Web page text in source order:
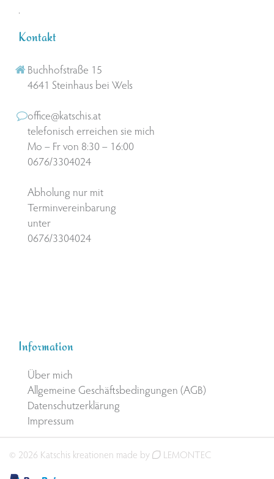
.
Kontakt
Buchhofstraße 15
4641 Steinhaus bei Wels
office@katschis.at
telefonisch erreichen sie mich
Mo – Fr von 8:30 – 16:00
0676/3304024
Abholung nur mit
Terminvereinbarung
unter
0676/3304024
Information
Über mich
Allgemeine Geschäftsbedingungen (AGB)
Datenschutzerklärung
Impressum
© 2026 Katschis kreationen made by LEMONTEC